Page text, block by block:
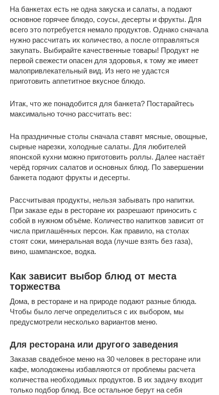
На банкетах есть не одна закуска и салаты, а подают
основное горячее блюдо, соусы, десерты и фрукты. Для
всего это потребуется немало продуктов. Однако сначала
нужно рассчитать их количество, а после отправляться
закупать. Выбирайте качественные товары! Продукт не
первой свежести опасен для здоровья, к тому же имеет
малопривлекательный вид. Из него не удастся
приготовить аппетитное вкусное блюдо.
Итак, что же понадобится для банкета? Постарайтесь
максимально точно рассчитать вес:
На праздничные столы сначала ставят мясные, овощные,
сырные нарезки, холодные салаты. Для любителей
японской кухни можно приготовить роллы. Далее настаёт
черёд горячих салатов и основных блюд. По завершении
банкета подают фрукты и десерты.
Рассчитывая продукты, нельзя забывать про напитки.
При заказе еды в ресторане их разрешают приносить с
собой в нужном объёме. Количество напитков зависит от
числа приглашённых персон. Как правило, на столах
стоят соки, минеральная вода (лучше взять без газа),
вино, шампанское, водка.
Как зависит выбор блюд от места
торжества
Дома, в ресторане и на природе подают разные блюда.
Чтобы было легче определиться с их выбором, мы
предусмотрели несколько вариантов меню.
Для ресторана или другого заведения
Заказав свадебное меню на 30 человек в ресторане или
кафе, молодожены избавляются от проблемы расчета
количества необходимых продуктов. В их задачу входит
только подбор блюд. Все остальное берут на себя